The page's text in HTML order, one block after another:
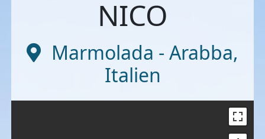
NICO
Marmolada - Arabba,
Italien